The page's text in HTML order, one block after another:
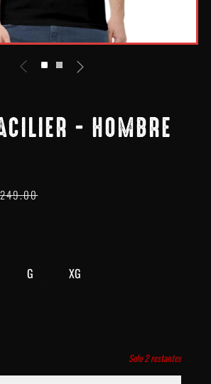
- HOMBRE
G XG
Solo2restantes